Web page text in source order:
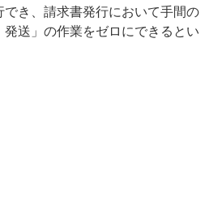
でき、請求書発行において手間の
送」の作業をゼロにできるとい